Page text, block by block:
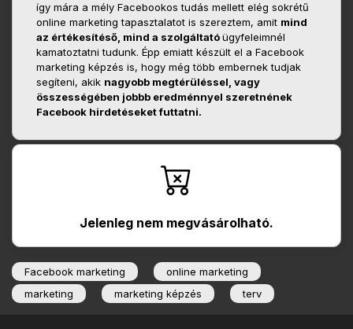
így mára a mély Facebookos tudás mellett elég sokrétű
online marketing tapasztalatot is szereztem, amit mind
az értékesítéső, mind a szolgáltatóügyfeleimnél
kamatoztatni tudunk. Épp emiatt készült el a Facebook
marketing képzés is, hogy még több embernek tudjak
segíteni, akik nagyobb megtérüléssel, vagy
összességében jobbb eredménnyel szeretnének
Facebook hirdetéseket futtatni.
Jelenleg nem megvásárolható.
Facebook marketing
online marketing
marketing
marketing képzés terv